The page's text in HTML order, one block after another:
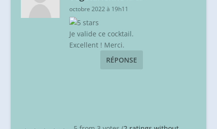
octobre 2022 à 19h11
Je valide ce cocktail.
Excellent ! Merci.
RÉPONSE